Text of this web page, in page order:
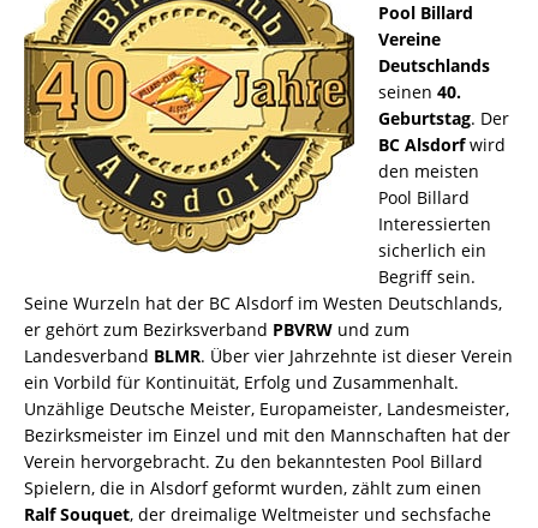
Pool Billard
Vereine
Deutschlands
seinen 40.
Geburtstag. Der
BC Alsdorfwird
den meisten
Pool Billard
Interessierten
sicherlich ein
Begriff sein.
Seine Wurzeln hat der BC Alsdorf im Westen Deutschlands,
er gehört zum Bezirksverband PBVRW und zum
Landesverband BLMR. Über vier Jahrzehnte ist dieser Verein
ein Vorbild für Kontinuität, Erfolg und Zusammenhalt.
Unzählige Deutsche Meister, Europameister, Landesmeister,
Bezirksmeister im Einzel und mit den Mannschaften hat der
Verein hervorgebracht. Zu den bekanntesten Pool Billard
Spielern, die in Alsdorf geformt wurden, zählt zum einen
Ralf Souquet, der dreimalige Weltmeister und sechsfache